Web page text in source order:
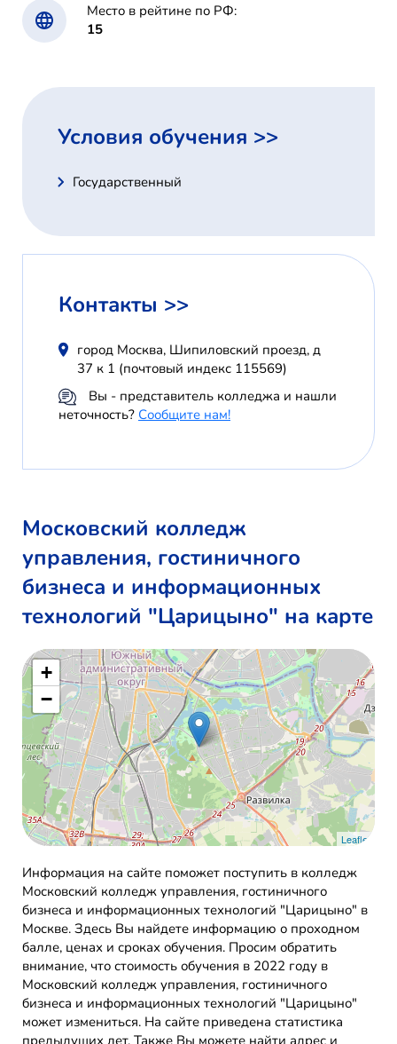
Место в рейтине по РФ:
15
Условия обучения >>
Государственный
Контакты >>
город Москва, Шипиловский проезд, д
37 к 1 (почтовый индекс 115569)
Вы - представитель колледжа и нашли
неточность? Сообщите нам!
Московский колледж
управления, гостиничного
бизнеса и информационных
технологий "Царицыно" на карте
+
−
Leaflet
Информация на сайте поможет поступить в колледж
Московский колледж управления, гостиничного
бизнеса и информационных технологий "Царицыно" в
Москве. Здесь Вы найдете информацию о проходном
балле, ценах и сроках обучения. Просим обратить
внимание, что стоимость обучения в 2022 году в
Московский колледж управления, гостиничного
бизнеса и информационных технологий "Царицыно"
может измениться. На сайте приведена статистика